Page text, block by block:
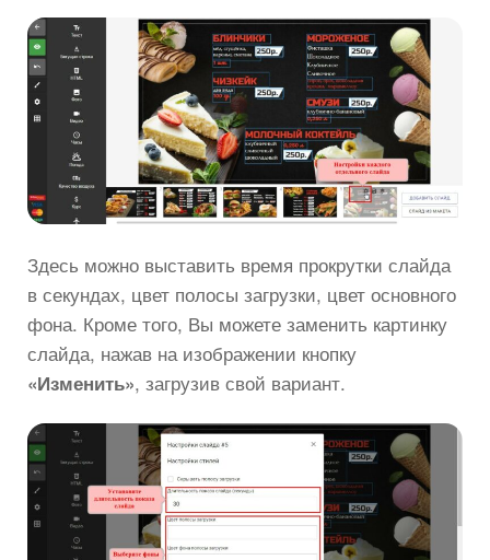
Здесь можно выставить время прокрутки слайда
в секундах, цвет полосы загрузки, цвет основного
фона. Кроме того, Вы можете заменить картинку
слайда, нажав на изображении кнопку
«Изменить», загрузив свой вариант.